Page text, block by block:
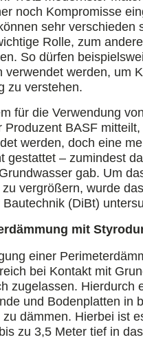
noch Kompromisse
sehr verschieden
Rolle, zum
So dürfen
verwendet werden, um
zu verstehen.
für die Verwendung
Produzent BASF
werden, doch eine
gestattet – zumindest
gab. Um
vergrößern, wurde
(DiBt)
mit
einer
bei Kontakt mit
zugelassen. Hierdurch
und Bodenplatten in
dämmen. Hierbei ist
zu 3,5 Meter tief in